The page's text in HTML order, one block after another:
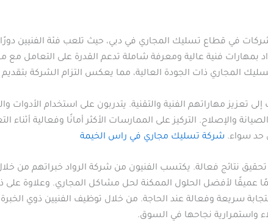
في قطاع تسليك المجاري في دبي، حيث تلعب فئة الفنيين
بمهارات فنية عالية ومعرفة شاملة تدعم القدرة على التعامل
المجاري ذات الجودة العالية، مما يعكس التزام الشركة
مهاراتهم الفنية والتقنية. يتدربون على استخدام الأدوات
والإصلاح. التركيز على الممارسات الأكثر أمانًا وفعالية أثناء
حد سواء. شركة تسليك مجاري في راس الخيمة
تحقيق نتائج فعالة. يكتسب الفنيون من شركة الرواد خبراتهم
عميقًا لأفضل الحلول الممكنة لحل مشاكل المجاري. وعلاوة على
سريعة وفعالة عند الحاجة. من خلال توظيف الفنيين ذوي
واستمرارية نجاحها في السوق.